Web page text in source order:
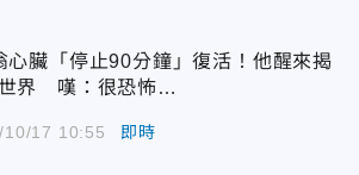
心臟「停止90分鐘」復活！他醒來揭
界 嘆：很恐怖…
10/17 10:55 即時